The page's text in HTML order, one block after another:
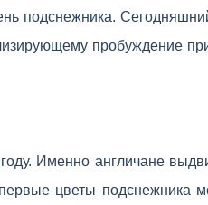
подснежника.
пробуждение
Именно англичане
цветы подснежника